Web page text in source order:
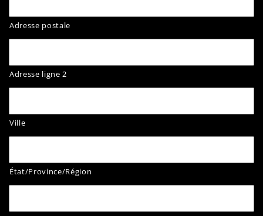
Adresse postale
Adresse ligne 2
Ville
État/Province/Région